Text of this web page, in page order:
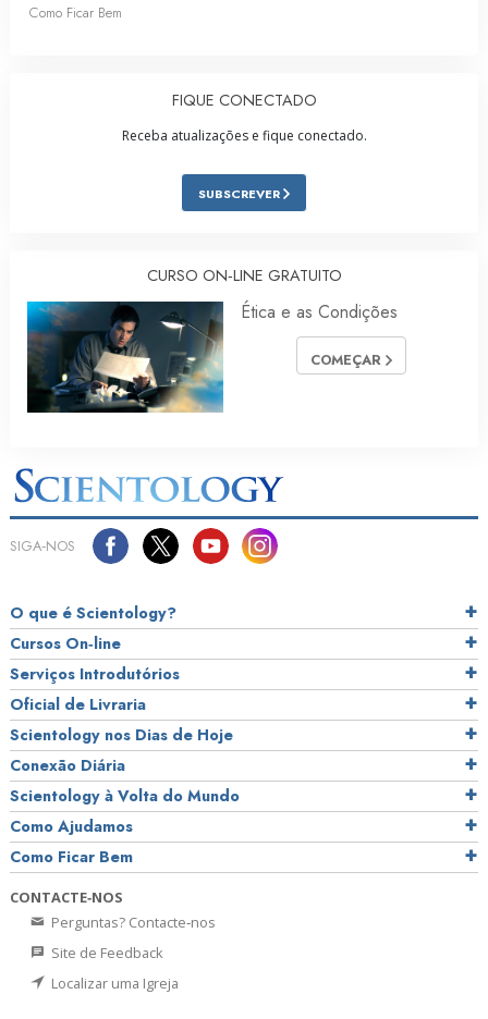
Como Ficar Bem
FIQUE CONECTADO
Receba atualizações e fique conectado.
SUBSCREVER
CURSO ON‑LINE GRATUITO
Ética e as Condições
COMEÇAR
SIGA‑NOS
O que é Scientology?
Cursos On‑line
Serviços Introdutórios
Oficial de Livraria
Scientology nos Dias de Hoje
Conexão Diária
Scientology à Volta do Mundo
Como Ajudamos
Como Ficar Bem
CONTACTE‑NOS
Perguntas? Contacte‑nos
Site de Feedback
Localizar uma Igreja